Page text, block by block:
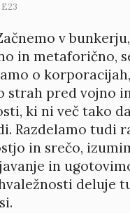
v bunkerju,
in metaforično,
o
strah pred vojno
ki ni več tako
Razdelamo tudi
in srečo,
in
deluje